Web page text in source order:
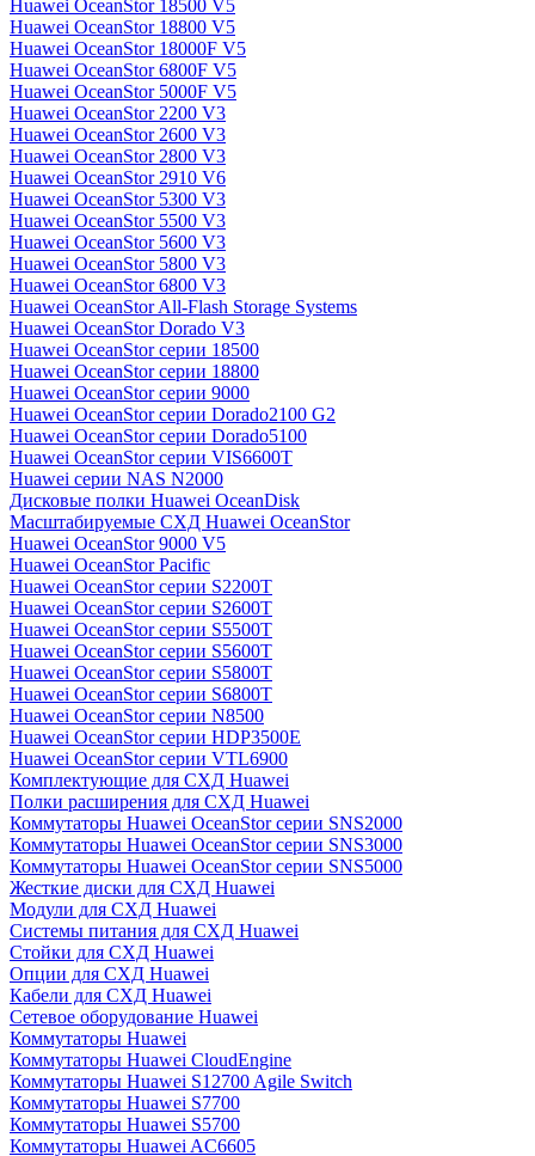
Huawei OceanStor 18500 V5
Huawei OceanStor 18800 V5
Huawei OceanStor 18000F V5
Huawei OceanStor 6800F V5
Huawei OceanStor 5000F V5
Huawei OceanStor 2200 V3
Huawei OceanStor 2600 V3
Huawei OceanStor 2800 V3
Huawei OceanStor 2910 V6
Huawei OceanStor 5300 V3
Huawei OceanStor 5500 V3
Huawei OceanStor 5600 V3
Huawei OceanStor 5800 V3
Huawei OceanStor 6800 V3
Huawei OceanStor All-Flash Storage Systems
Huawei OceanStor Dorado V3
Huawei OceanStor серии 18500
Huawei OceanStor серии 18800
Huawei OceanStor серии 9000
Huawei OceanStor серии Dorado2100 G2
Huawei OceanStor серии Dorado5100
Huawei OceanStor серии VIS6600T
Huawei серии NAS N2000
Дисковые полки Huawei OceanDisk
Масштабируемые СХД Huawei OceanStor
Huawei OceanStor 9000 V5
Huawei OceanStor Pacific
Huawei OceanStor серии S2200T
Huawei OceanStor серии S2600T
Huawei OceanStor серии S5500T
Huawei OceanStor серии S5600T
Huawei OceanStor серии S5800T
Huawei OceanStor серии S6800T
Huawei OceanStor серии N8500
Huawei OceanStor серии HDP3500E
Huawei OceanStor серии VTL6900
Комплектующие для СХД Huawei
Полки расширения для СХД Huawei
Коммутаторы Huawei OceanStor серии SNS2000
Коммутаторы Huawei OceanStor серии SNS3000
Коммутаторы Huawei OceanStor серии SNS5000
Жесткие диски для СХД Huawei
Модули для СХД Huawei
Системы питания для СХД Huawei
Стойки для СХД Huawei
Опции для СХД Huawei
Кабели для СХД Huawei
Сетевое оборудование Huawei
Коммутаторы Huawei
Коммутаторы Huawei CloudEngine
Коммутаторы Huawei S12700 Agile Switch
Коммутаторы Huawei S7700
Коммутаторы Huawei S5700
Коммутаторы Huawei AC6605